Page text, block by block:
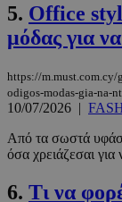
5. Office
μόδας για
https://m.must.com.cy/
odigos-modas-gia-na-
10/07/2026 |
Από τα σωστά
όσα χρειάζεσαι
6. Τι να